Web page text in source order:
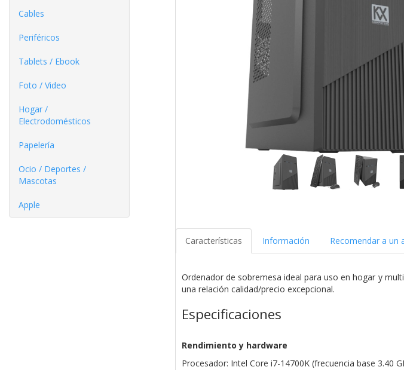
Cables
Periféricos
Tablets / Ebook
Foto / Video
Hogar /
Electrodomésticos
Papelería
Ocio / Deportes /
Mascotas
Apple
Características Información Recomendar a un
Ordenador de sobremesa ideal para uso en hogar y
una relación calidad/precio excepcional.
Especificaciones
Rendimiento y hardware
Procesador: Intel Core i7-14700K (frecuencia base 3.40